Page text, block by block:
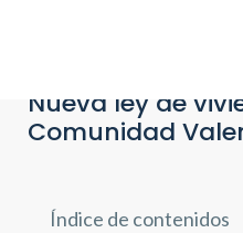
Nueva ley de
Comunidad
Índice de contenidos